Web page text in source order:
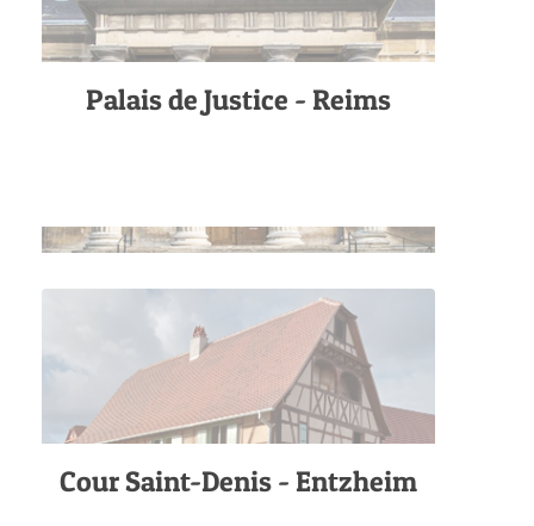
Palais de Justice - Reims
Cour Saint-Denis - Entzheim